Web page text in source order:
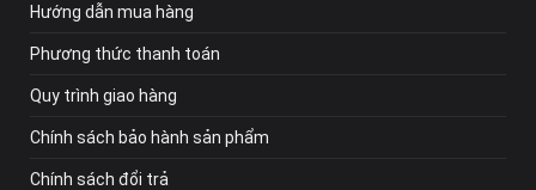
Hướng dẫn mua hàng
Phương thức thanh toán
Quy trình giao hàng
Chính sách bảo hành sản phẩm
Chính sách đổi trả